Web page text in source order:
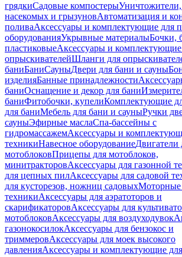
грядкиСадовые компостерыУничтожители,
насекомых и грызуновАвтоматизация и
поливаАксессуары и комплектующие для
оборудованияУкрывные материалыБочки,
пластиковыеАксессуары и
опрыскивателейШланги для
баниБаниСауныДвери для бани и сауны
изделияБанные принадлежности
баниОснащение и декор для бани
баниФитобочки, купелиКомплектующие
для баниМебель для бани и сауныРучки
сауныЭфирные маслаСпа-бассейны с
гидромассажемАксессуары и
техникиНавесное оборудованиеДвигатели
мотоблоковПрицепы для мотоблоков,
минитракторовАксессуары для газонной
для цепных пилАксессуары для садовой
для кусторезов, ножниц садовыхМоторные
техникиАксессуары для аэратоторов и
скарификаторовАксессуары для
мотоблоковАксессуары для воздуходувок
газонокосилокАксессуары для бензокос и
триммеровАксессуары для моек высокого
давленияАксессуары и комплектующие для